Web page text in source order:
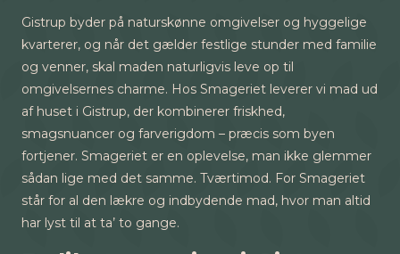
Gistrup byder på naturskønne omgivelser og hyggelige
kvarterer, og når det gælder festlige stunder med familie
og venner, skal maden naturligvis leve op til
omgivelsernes charme. Hos Smageriet leverer vi mad ud
af huset i Gistrup, der kombinerer friskhed,
smagsnuancer og farverigdom – præcis som byen
fortjener. Smageriet er en oplevelse, man ikke glemmer
sådan lige med det samme. Tværtimod. For Smageriet
står for al den lækre og indbydende mad, hvor man altid
har lyst til at ta’ to gange.